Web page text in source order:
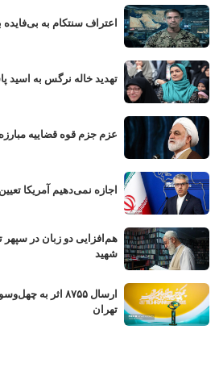
اعتراف سنتکام به
تهدید خاله نرگس به اسید
عزم جزم قوه قضاییه
اجازه نمی‌دهیم آمریکا
هم‌افزایی دو زبان در سپهر
شهید
ارسال ۸۷۵۵ اثر
تهران